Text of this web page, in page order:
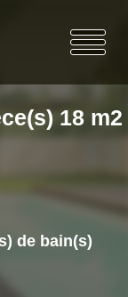
18 m2
de bain(s)